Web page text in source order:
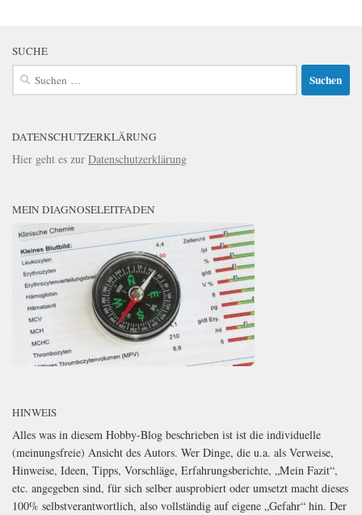
SUCHE
Suchen
nach:
DATENSCHUTZERKLÄRUNG
Hier geht es zur Datenschutzerklärung
MEIN DIAGNOSELEITFADEN
HINWEIS
Alles was in diesem Hobby-Blog beschrieben ist ist die individuelle
(meinungsfreie) Ansicht des Autors. Wer Dinge, die u.a. als Verweise,
Hinweise, Ideen, Tipps, Vorschläge, Erfahrungsberichte, „Mein Fazit“,
etc. angegeben sind, für sich selber ausprobiert oder umsetzt macht dieses
100% selbstverantwortlich, also vollständig auf eigene „Gefahr“ hin. Der